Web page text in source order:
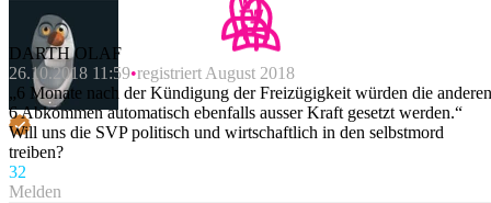
DARTH OLAF
26.10.2018 11:59 registriert August 2018
„6 Monate nach der Kündigung der Freizügigkeit würden die anderen
6 Abkommen automatisch ebenfalls ausser Kraft gesetzt werden.“
Will uns die SVP politisch und wirtschaftlich in den selbstmord
treiben?
32
Melden